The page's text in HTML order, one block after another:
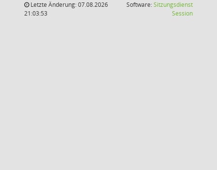
Letzte Änderung: 07.08.2026
21:03:53
Software:Sitzungsdienst
Session(Wird in